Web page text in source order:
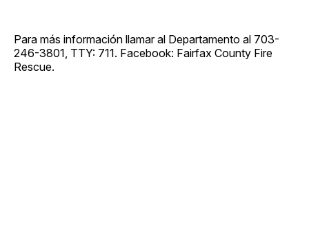
Para más información llamar al Departamento al 703-
246-3801, TTY: 711. Facebook: Fairfax County Fire
Rescue.